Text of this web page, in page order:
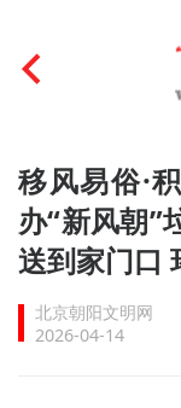
首页
文明创建
文明实践
文明培育
移风易俗·
办“新风朝”
送到家门口
北京朝阳文明网
2026-04-14